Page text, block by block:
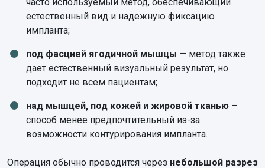
естественный вид и надежную фиксацию
импланта;
под фасцией ягодичной мышцы — метод также
дает естественный визуальный результат, но
подходит не всем пациентам;
над мышцей, под кожей и жировой тканью –
способ менее предпочтительный из-за
возможности контурирования импланта.
Операция обычно проводится через небольшой разрез